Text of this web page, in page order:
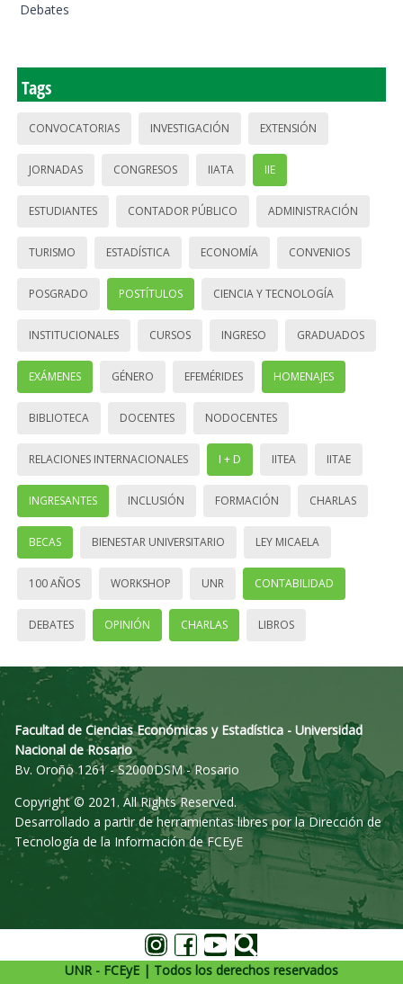
Debates
Tags
CONVOCATORIAS INVESTIGACIÓN EXTENSIÓN
JORNADAS CONGRESOS IIATA IIE
ESTUDIANTES CONTADOR PÚBLICO ADMINISTRACIÓN
TURISMO ESTADÍSTICA ECONOMÍA CONVENIOS
POSGRADO POSTÍTULOS CIENCIA Y TECNOLOGÍA
INSTITUCIONALES CURSOS INGRESO GRADUADOS
EXÁMENES GÉNERO EFEMÉRIDES HOMENAJES
BIBLIOTECA DOCENTES NODOCENTES
RELACIONES INTERNACIONALES I + D IITEA IITAE
INGRESANTES INCLUSIÓN FORMACIÓN CHARLAS
BECAS BIENESTAR UNIVERSITARIO LEY MICAELA
100 AÑOS WORKSHOP UNR CONTABILIDAD
DEBATES OPINIÓN CHARLAS LIBROS
Facultad de Ciencias Económicas y Estadística - Universidad
Nacional de Rosario
Bv. Oroño 1261 - S2000DSM - Rosario
Copyright © 2021. All Rights Reserved.
Desarrollado a partir de herramientas libres por la Dirección de
Tecnología de la Información de FCEyE
UNR - FCEyE | Todos los derechos reservados